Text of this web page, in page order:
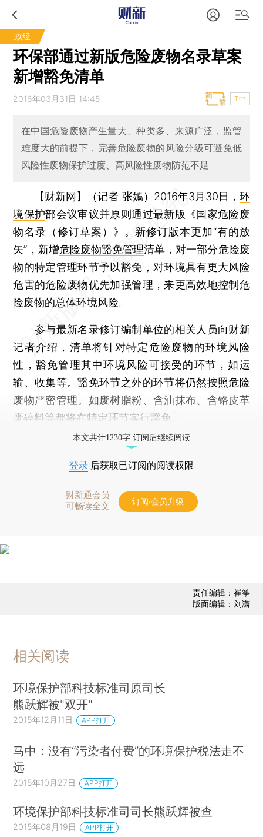
政经
环保部通过新版危险废物名录草案
新增豁免清单
2016年03月31日 14:45 T中
在中国危险废物产生量大、种类多、来源广泛，监管
难度大的前提下，完善危险废物的风险分级可避免低
风险性废物保护过度、高风险性废物防范不足
【财新网】（记者 张嫣） 2016年3月30日， 环
境保护部会议审议并原则通过最新版《国家危险废
物名录（修订草案）》。新修订版本更加“有的放
矢”，新增危险废物豁免管理清单，对一部分危险废
物的特定管理环节予以豁免，对环境具有更大风险
危害的危险废物优先加强管理，来更高效地控制危
险废物的总体环境风险。
参与最新名录修订编制单位的相关人员向财新
记者介绍，清单将针对特定危险废物的环境风险
性，豁免管理其中环境风险可接受的环节，如运
输、收集等。豁免环节之外的环节将仍然按照危险
废物严密管理。如废树脂粉、含油抹布、含铬皮革
废碎料等都将在特定环节实行豁免。
本文共计1230字 订阅后继续阅读
登录 后获取已订阅的阅读权限
财新通会员
可畅读全文
订阅/会员升级
责任编辑：崔筝
版面编辑：刘潇
相关阅读
环境保护部科技标准司原司长
熊跃辉被"双开"
2015年12月11日 APP打开
马中：没有“污染者付费”的环境保护税法走不
远
2015年10月27日 APP打开
环境保护部科技标准司司长熊跃辉被查
2015年08月19日 APP打开